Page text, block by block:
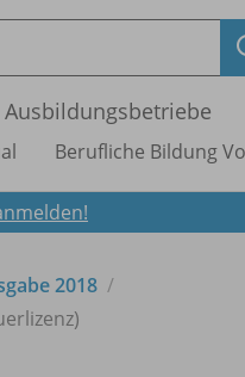
Ausbildungsbetriebe
Berufliche Bildung
2018